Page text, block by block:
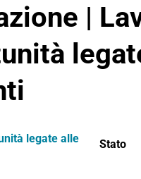
|
Stato
legate alle